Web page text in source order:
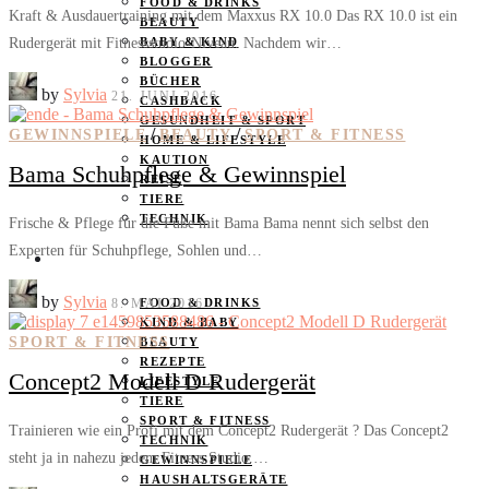
BEAUTY
BABY & KIND
BLOGGER
BÜCHER
CASHBACK
GESUNDHEIT & SPORT
HOME & LIFESTYLE
KAUTION
REISE
TIERE
TECHNIK
KATEGORIEN
FOOD & DRINKS
KIND & BABY
BEAUTY
REZEPTE
LIFESTYLE
TIERE
SPORT & FITNESS
TECHNIK
GEWINNSPIELE
HAUSHALTSGERÄTE
Kraft & Ausdauertraining mit dem Maxxus RX 10.0 Das RX 10.0 ist ein
Rudergerät mit Fitnessstudio-Niveau. Nachdem wir…
by Sylvia 21. JUNI 2016
GEWINNSPIELE / BEAUTY / SPORT & FITNESS
Bama Schuhpflege & Gewinnspiel
Frische & Pflege für die Füße mit Bama Bama nennt sich selbst den
Experten für Schuhpflege, Sohlen und…
by Sylvia 8. MAI 2016
SPORT & FITNESS
Concept2 Modell D Rudergerät
Trainieren wie ein Profi mit dem Concept2 Rudergerät ? Das Concept2
steht ja in nahezu jedem Fitness Studio.…